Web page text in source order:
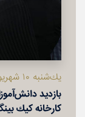
یك‌شنبه ۱۰ شهریور ماه ۱۳۹۸
بازدید
كارخانه كیك